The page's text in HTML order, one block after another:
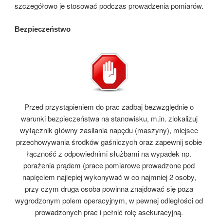
szczegółowo je stosować podczas prowadzenia pomiarów.
Bezpieczeństwo
Przed przystąpieniem do prac zadbaj bezwzględnie o
warunki bezpieczeństwa na stanowisku, m.in. zlokalizuj
wyłącznik główny zasilania napędu (maszyny), miejsce
przechowywania środków gaśniczych oraz zapewnij sobie
łączność z odpowiednimi służbami na wypadek np.
porażenia prądem (prace pomiarowe prowadzone pod
napięciem najlepiej wykonywać w co najmniej 2 osoby,
przy czym druga osoba powinna znajdować się poza
wygrodzonym polem operacyjnym, w pewnej odległości od
prowadzonych prac i pełnić rolę asekuracyjną.